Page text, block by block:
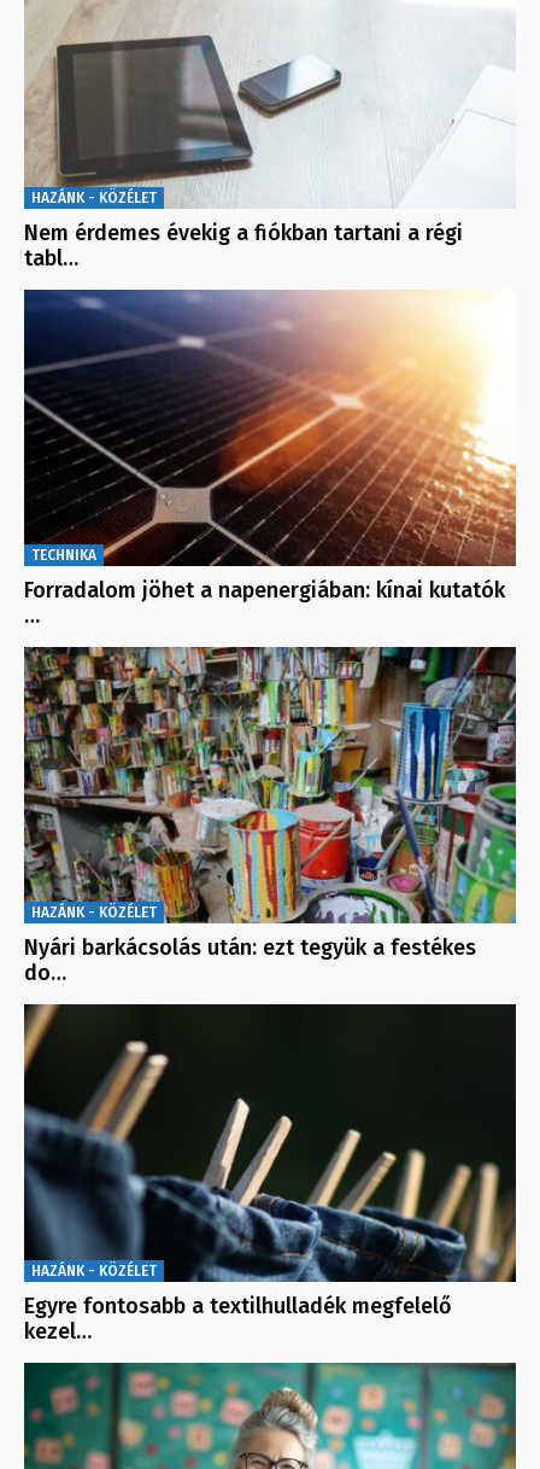
HAZÁNK - KÖZÉLET
Nem érdemes évekig a fiókban tartani a régi
tabl…
TECHNIKA
Forradalom jöhet a napenergiában: kínai kutatók
…
HAZÁNK - KÖZÉLET
Nyári barkácsolás után: ezt tegyük a festékes
do…
HAZÁNK - KÖZÉLET
Egyre fontosabb a textilhulladék megfelelő
kezel…